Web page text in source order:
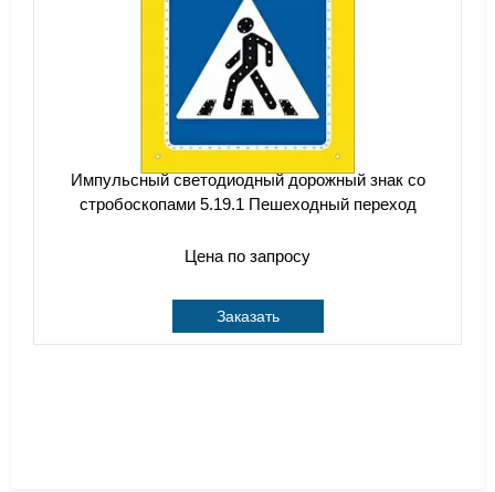
Импульсный cветодиодный дорожный знак со
стробоскопами 5.19.1 Пешеходный переход
Цена по запросу
Заказать